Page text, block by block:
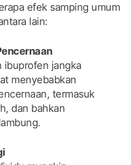
efek samping umum
lain:
ibuprofen jangka
menyebabkan
termasuk
dan bahkan